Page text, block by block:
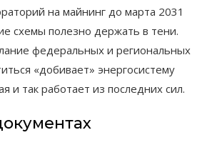
на майнинг до марта 2031
схемы полезно держать в тени.
федеральных и региональных
«добивает» энергосистему
и так работает из последних сил.